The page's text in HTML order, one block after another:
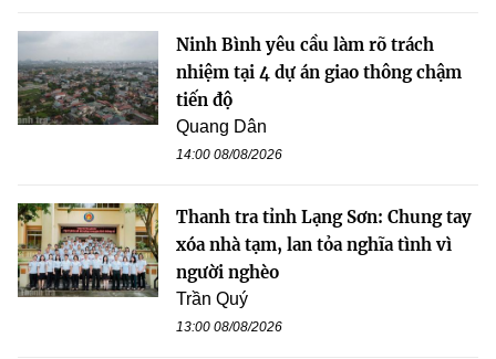
Ninh Bình yêu cầu làm rõ trách
nhiệm tại 4 dự án giao thông chậm
tiến độ
Quang Dân
14:00 08/08/2026
Thanh tra tỉnh Lạng Sơn: Chung tay
xóa nhà tạm, lan tỏa nghĩa tình vì
người nghèo
Trần Quý
13:00 08/08/2026